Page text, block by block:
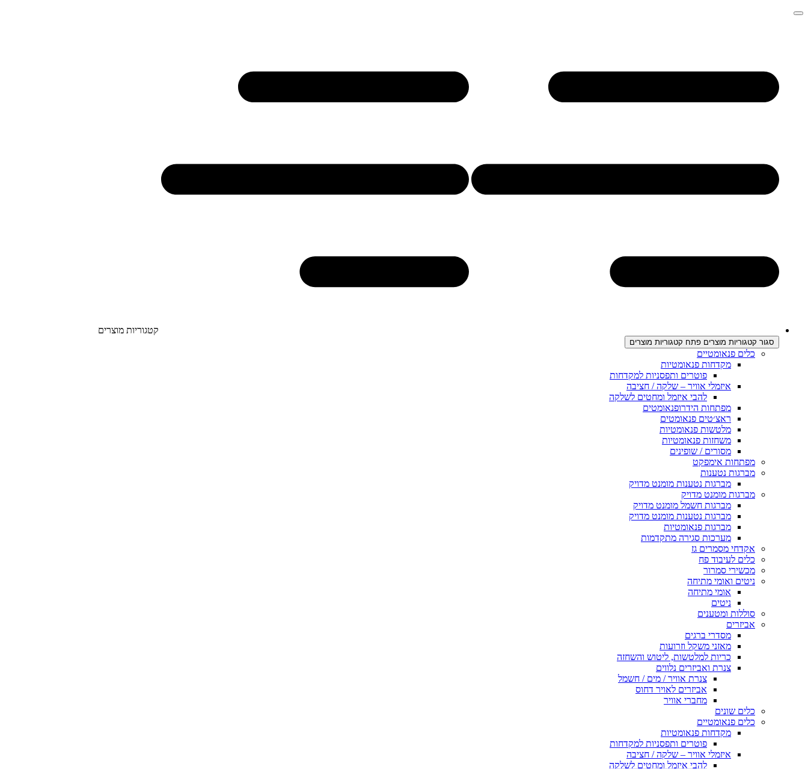
קטגוריות מוצרים
סגור קטגוריות מוצרים פתח קטגוריות מוצרים
כלים פנאומטיים
מקדחות פנאומטיות
פוטרים ותפסניות למקדחות
איזמלי אוויר – שלקה / חציבה
להבי איזמל ומחטים לשלקה
מפתחות הידרופנאומטים
ראצ׳טים פנאומטים
מלטשות פנאומטיות
משחזות פנאומטיות
מסורים / שופינים
מפתחות אימפקט
מברגות נטענות
מברגות נטענות מומנט מדויק
מברגות מומנט מדויק
מברגות חשמל מומנט מדויק
מברגות נטענות מומנט מדויק
מברגות פנאומטיות
מערכות סגירה מתקדמות
אקדחי מסמרים גז
כלים לעיבוד פח
מכשירי סמרור
ניטים ואומי מתיחה
אומי מתיחה
ניטים
סוללות ומטענים
אביזרים
מסדרי ברגים
מאזני משקל וזרועות
כריות למלטשות, ליטוש והשחזה
צנרת ואביזרים נלווים
צנרת אוויר / מים / חשמל
אביזרים לאויר דחוס
מחברי אוויר
כלים שונים
כלים פנאומטיים
מקדחות פנאומטיות
פוטרים ותפסניות למקדחות
איזמלי אוויר – שלקה / חציבה
להבי איזמל ומחטים לשלקה